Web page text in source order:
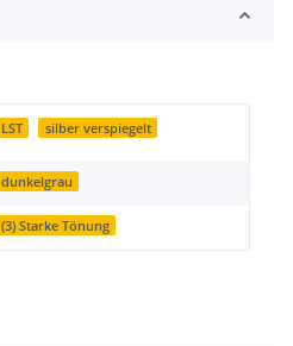
LST silber verspiegelt
dunkelgrau
(3) Starke Tönung